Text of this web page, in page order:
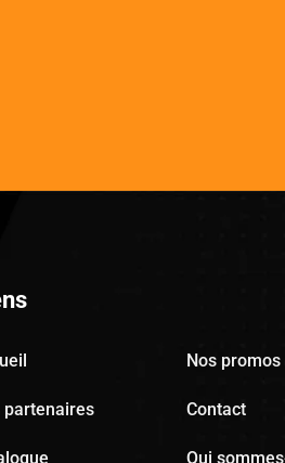
Nos promos
partenaires Contact
Qui